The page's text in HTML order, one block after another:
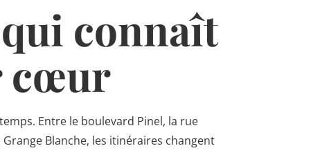
connaît
cœur
Entre le boulevard Pinel, la rue
Blanche, les itinéraires changent